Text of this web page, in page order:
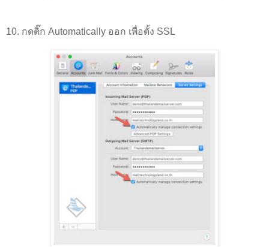
10. กดติ๊ก Automatically ออก เพื่อตั้ง SSL